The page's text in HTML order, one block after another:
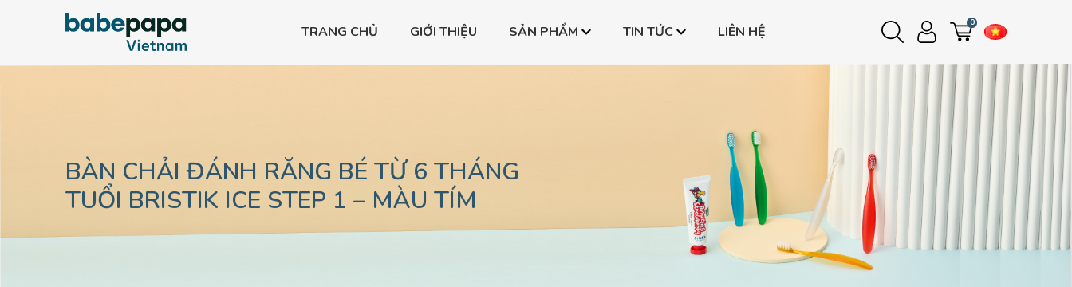
TRANG CHỦ GIỚI THIỆU SẢN PHẨM TIN TỨC LIÊN HỆ
0
Bình PPSU All-in-one Bình PPSU All-in-one Bình PPSU All-in-one
BÀN CHẢI ĐÁNH RĂNG BÉ TỪ 6 THÁNG
TUỔI BRISTIK ICE STEP 1 – MÀU TÍM